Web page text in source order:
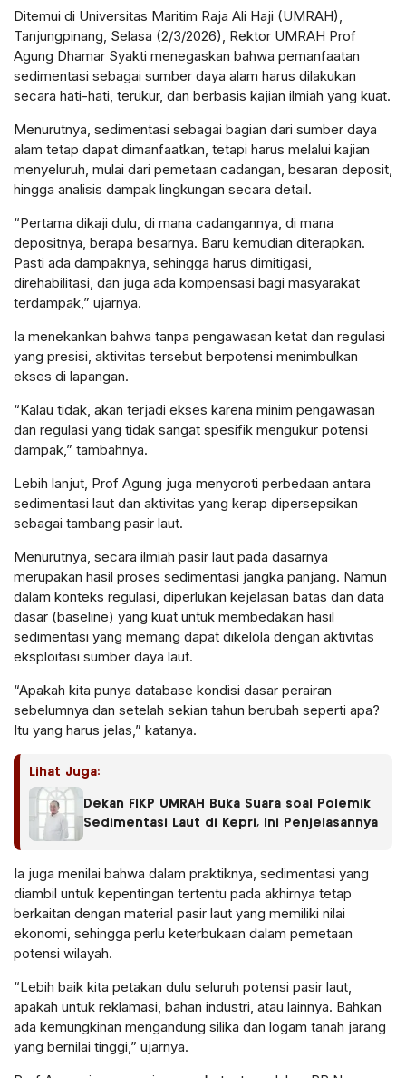
Ditemui di Universitas Maritim Raja Ali Haji (UMRAH),
Tanjungpinang, Selasa (2/3/2026), Rektor UMRAH Prof
Agung Dhamar Syakti menegaskan bahwa pemanfaatan
sedimentasi sebagai sumber daya alam harus dilakukan
secara hati-hati, terukur, dan berbasis kajian ilmiah yang kuat.
Menurutnya, sedimentasi sebagai bagian dari sumber daya
alam tetap dapat dimanfaatkan, tetapi harus melalui kajian
menyeluruh, mulai dari pemetaan cadangan, besaran deposit,
hingga analisis dampak lingkungan secara detail.
“Pertama dikaji dulu, di mana cadangannya, di mana
depositnya, berapa besarnya. Baru kemudian diterapkan.
Pasti ada dampaknya, sehingga harus dimitigasi,
direhabilitasi, dan juga ada kompensasi bagi masyarakat
terdampak,” ujarnya.
Ia menekankan bahwa tanpa pengawasan ketat dan regulasi
yang presisi, aktivitas tersebut berpotensi menimbulkan
ekses di lapangan.
“Kalau tidak, akan terjadi ekses karena minim pengawasan
dan regulasi yang tidak sangat spesifik mengukur potensi
dampak,” tambahnya.
Lebih lanjut, Prof Agung juga menyoroti perbedaan antara
sedimentasi laut dan aktivitas yang kerap dipersepsikan
sebagai tambang pasir laut.
Menurutnya, secara ilmiah pasir laut pada dasarnya
merupakan hasil proses sedimentasi jangka panjang. Namun
dalam konteks regulasi, diperlukan kejelasan batas dan data
dasar (baseline) yang kuat untuk membedakan hasil
sedimentasi yang memang dapat dikelola dengan aktivitas
eksploitasi sumber daya laut.
“Apakah kita punya database kondisi dasar perairan
sebelumnya dan setelah sekian tahun berubah seperti apa?
Itu yang harus jelas,” katanya.
Lihat Juga:
Dekan FIKP UMRAH Buka Suara soal Polemik
Sedimentasi Laut di Kepri, Ini Penjelasannya
Ia juga menilai bahwa dalam praktiknya, sedimentasi yang
diambil untuk kepentingan tertentu pada akhirnya tetap
berkaitan dengan material pasir laut yang memiliki nilai
ekonomi, sehingga perlu keterbukaan dalam pemetaan
potensi wilayah.
“Lebih baik kita petakan dulu seluruh potensi pasir laut,
apakah untuk reklamasi, bahan industri, atau lainnya. Bahkan
ada kemungkinan mengandung silika dan logam tanah jarang
yang bernilai tinggi,” ujarnya.